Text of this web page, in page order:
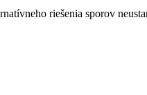
riešenia sporov